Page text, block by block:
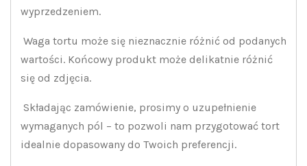
wyprzedzeniem.
Waga tortu może się nieznacznie różnić od podanych
wartości. Końcowy produkt może delikatnie różnić
się od zdjęcia.
Składając zamówienie, prosimy o uzupełnienie
wymaganych pól – to pozwoli nam przygotować tort
idealnie dopasowany do Twoich preferencji.